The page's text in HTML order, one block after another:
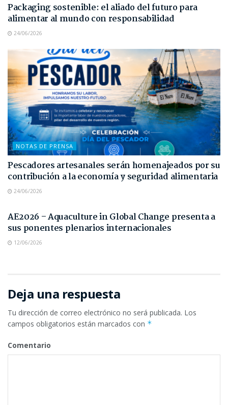
Packaging sostenible: el aliado del futuro para
alimentar al mundo con responsabilidad
24/06/2026
NOTAS DE PRENSA
Pescadores artesanales serán homenajeados por su
contribución a la economía y seguridad alimentaria
24/06/2026
AE2026 – Aquaculture in Global Change presenta a
sus ponentes plenarios internacionales
12/06/2026
Deja una respuesta
Tu dirección de correo electrónico no será publicada. Los
campos obligatorios están marcados con *
Comentario